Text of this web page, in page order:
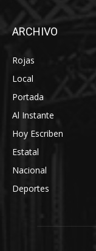
ARCHIVO
Rojas
Local
Portada
Al Instante
Hoy Escriben
Estatal
Nacional
Deportes